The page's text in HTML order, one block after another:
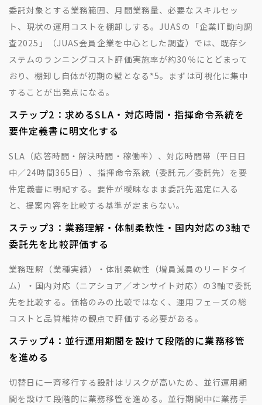
委託対象とする業務範囲、月間業務量、必要なスキルセッ
ト、現状の運用コストを棚卸しする。JUASの「企業IT動向調
査2025」（JUAS会員企業を中心とした調査）では、既存シ
ステムのランニングコスト評価実施率が約30％にとどまって
おり、棚卸し自体が初期の壁となる *5。まずは可視化に集中
することが出発点になる。
ステップ2：求めるSLA・対応時間・指揮命令系統を
要件定義書に明文化する
SLA（応答時間・解決時間・稼働率）、対応時間帯（平日日
中／24時間365日）、指揮命令系統（委託元／委託先）を要
件定義書に明記する。要件が曖昧なまま委託先選定に入る
と、提案内容を比較する基準が定まらない。
ステップ3：業務理解・体制柔軟性・国内対応の3軸で
委託先を比較評価する
業務理解（業種実績）・体制柔軟性（増員減員のリードタイ
ム）・国内対応（ニアショア／オンサイト対応）の3軸で委託
先を比較する。価格のみの比較ではなく、運用フェーズの総
コストと品質維持の観点で評価する必要がある。
ステップ4：並行運用期間を設けて段階的に業務移管
を進める
切替日に一斉移行する設計はリスクが高いため、並行運用期
間を設けて段階的に業務移管を進める。並行期間中に業務手